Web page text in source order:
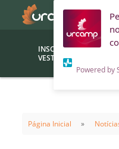
Powered by
INSCRIÇÕES
VESTIBULAR
Página Inicial